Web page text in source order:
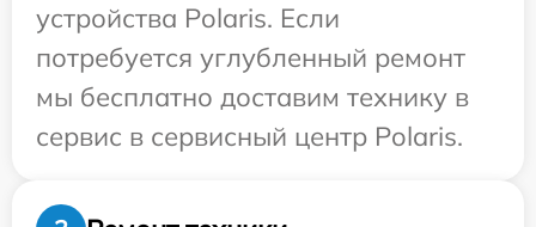
устройства Polaris. Если
потребуется углубленный ремонт
мы бесплатно доставим технику в
сервис в сервисный центр Polaris.